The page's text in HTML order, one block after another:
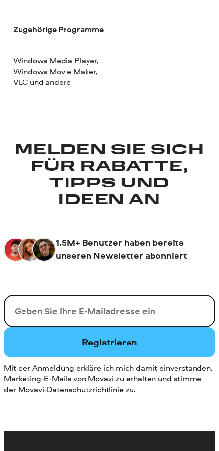
Zugehörige Programme
Windows Media Player,
Windows Movie Maker,
VLC und andere
MELDEN SIE SICH
FÜR RABATTE,
TIPPS UND
IDEEN AN
1.5M+ Benutzer haben bereits
unseren Newsletter abonniert
Ihre E-Mail-Addresse
Registrieren
Mit der Anmeldung erkläre ich mich damit einverstanden,
Marketing-E-Mails von Movavi zu erhalten und stimme
der Movavi-Datenschutzrichtliniezu.